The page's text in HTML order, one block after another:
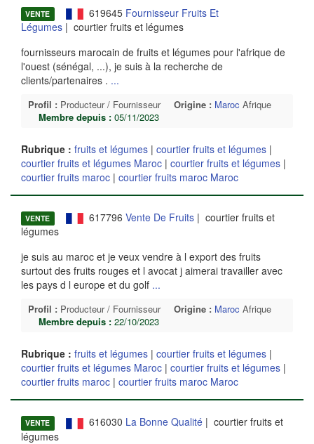
VENTE 619645 Fournisseur Fruits Et
Légumes | courtier fruits et légumes
fournisseurs marocain de fruits et légumes pour l'afrique de
l'ouest (sénégal, ...), je suis à la recherche de
clients/partenaires . ...
Profil : Producteur / Fournisseur Origine : Maroc Afrique
Membre depuis : 05/11/2023
Rubrique : fruits et légumes | courtier fruits et légumes |
courtier fruits et légumes Maroc | courtier fruits et légumes |
courtier fruits maroc | courtier fruits maroc Maroc
VENTE 617796 Vente De Fruits| courtier fruits et
légumes
je suis au maroc et je veux vendre à l export des fruits
surtout des fruits rouges et l avocat j aimerai travailler avec
les pays d l europe et du golf ...
Profil : Producteur / Fournisseur Origine : Maroc Afrique
Membre depuis : 22/10/2023
Rubrique : fruits et légumes | courtier fruits et légumes |
courtier fruits et légumes Maroc | courtier fruits et légumes |
courtier fruits maroc | courtier fruits maroc Maroc
VENTE 616030 La Bonne Qualité| courtier fruits et
légumes